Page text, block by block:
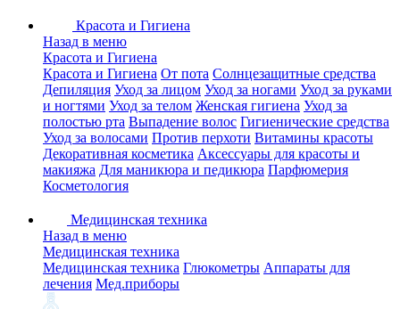
Красота и Гигиена
Назад в меню
Красота и Гигиена
Красота и Гигиена От пота Солнцезащитные средства
Депиляция Уход за лицом Уход за ногами Уход за руками
и ногтями Уход за телом Женская гигиена Уход за
полостью рта Выпадение волос Гигиенические средства
Уход за волосами Против перхоти Витамины красоты
Декоративная косметика Аксессуары для красоты и
макияжа Для маникюра и педикюра Парфюмерия
Косметология
Медицинская техника
Назад в меню
Медицинская техника
Медицинская техника Глюкометры Аппараты для
лечения Мед.приборы